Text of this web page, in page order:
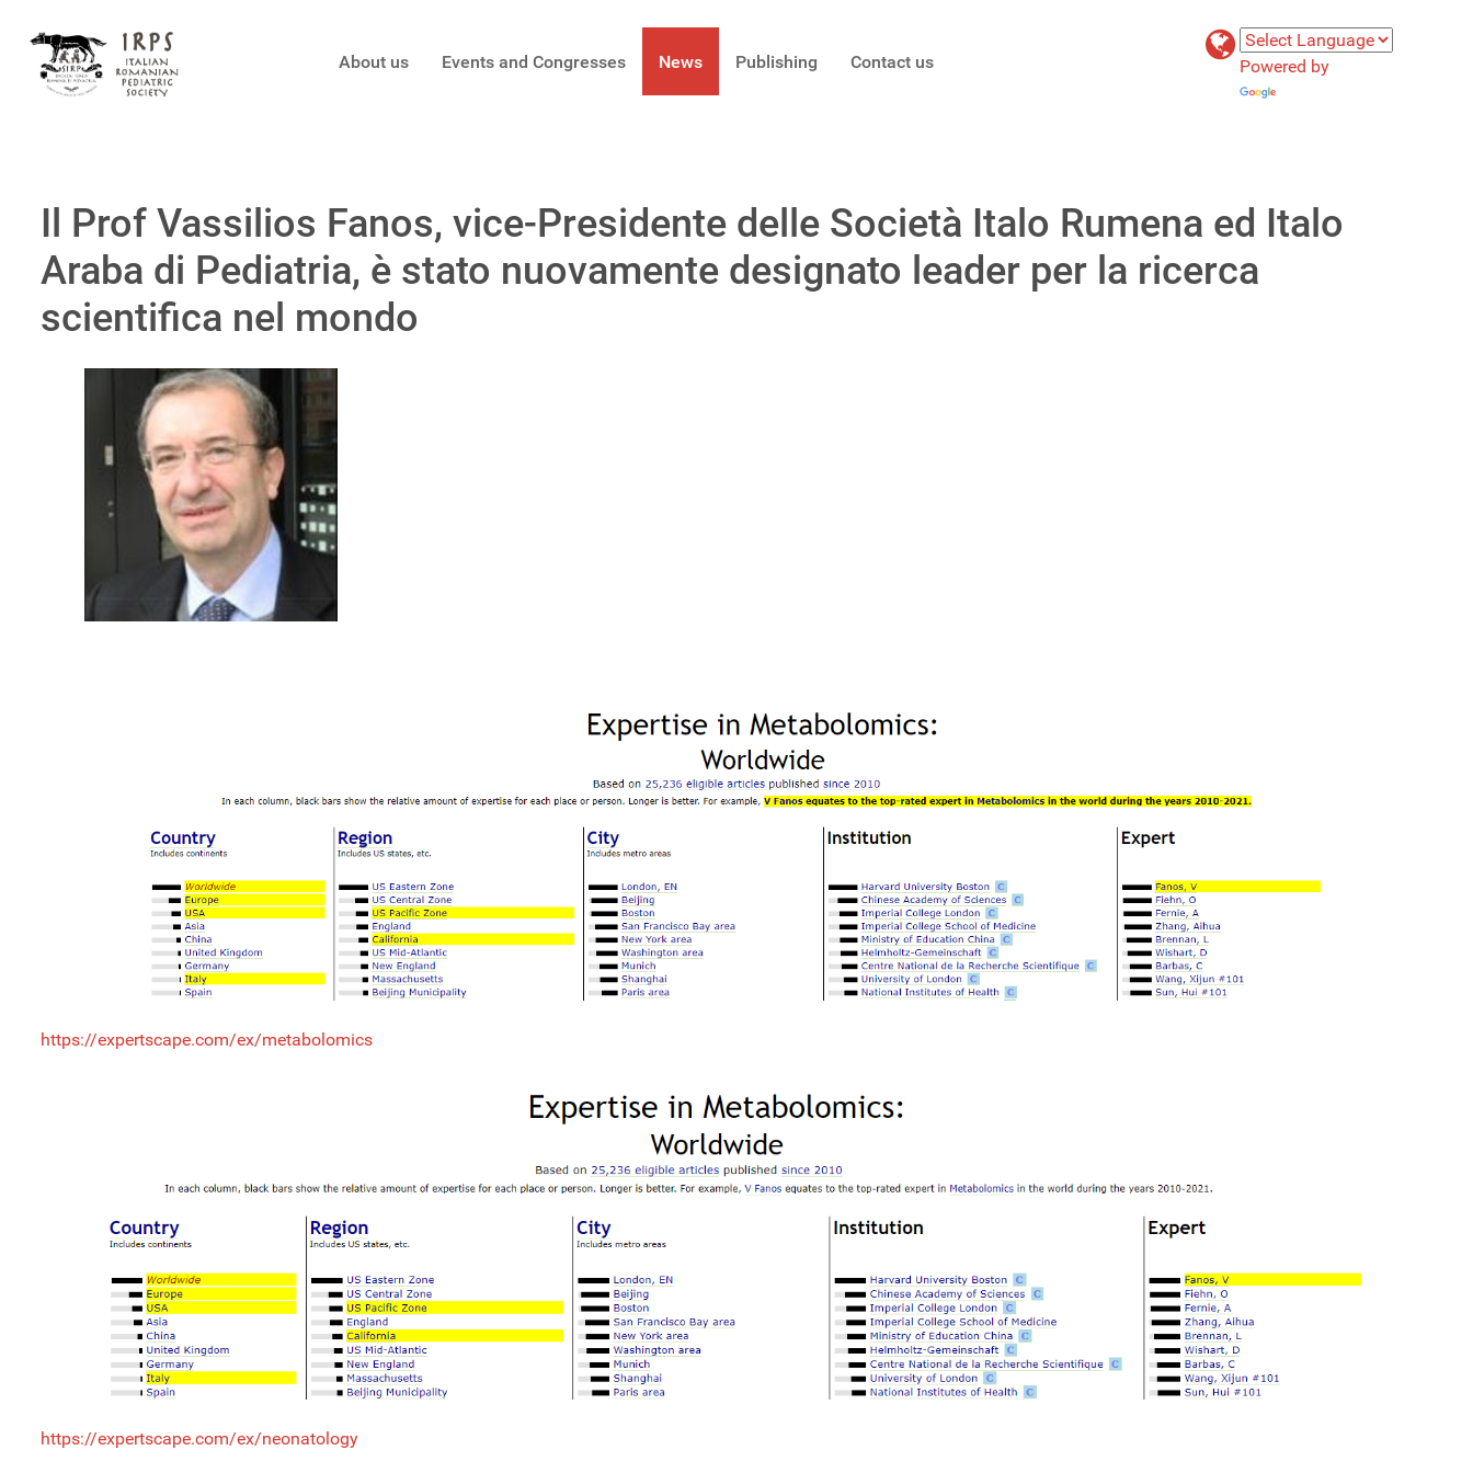
About us Events and Congresses News Publishing Contact us
Powered by
Il Prof Vassilios Fanos, vice-Presidente delle Società Italo Rumena ed Italo
Araba di Pediatria, è stato nuovamente designato leader per la ricerca
scientifica nel mondo
https://expertscape.com/ex/metabolomics
https://expertscape.com/ex/neonatology